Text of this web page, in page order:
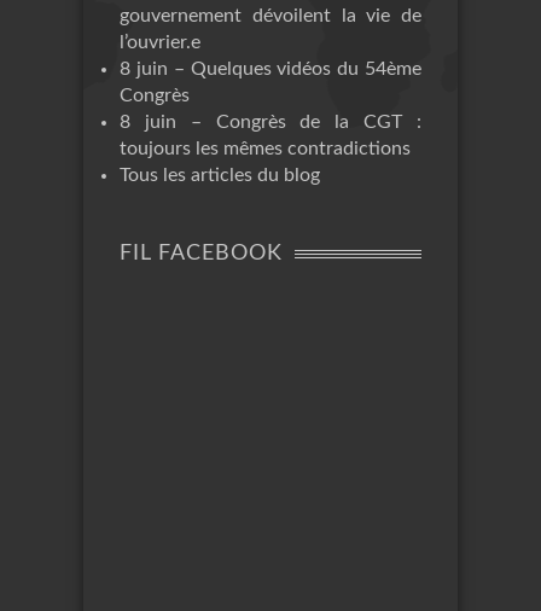
gouvernement dévoilent la vie de
l’ouvrier.e
8 juin – Quelques vidéos du 54ème
Congrès
8 juin – Congrès de la CGT :
toujours les mêmes contradictions
Tous les articles du blog
FIL FACEBOOK